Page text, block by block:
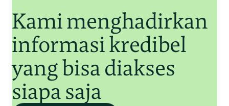
Kami menghadirkan
informasi kredibel
yang bisa diakses
siapa saja